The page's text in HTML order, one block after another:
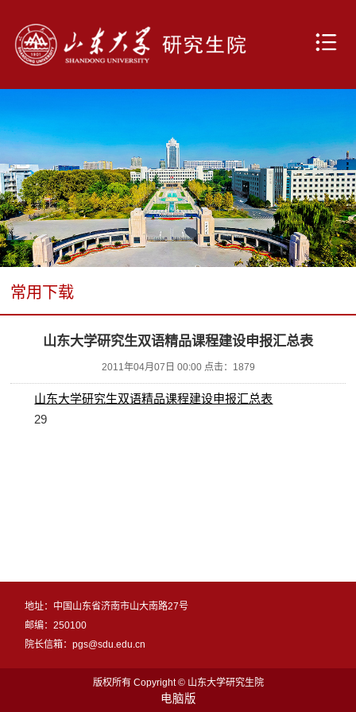
常用下载
山东大学研究生双语精品课程建设申报汇总表
2011年04月07日 00:00 点击： 1879
山东大学研究生双语精品课程建设申报汇总表
29
地址：中国山东省济南市山大南路27号
邮编：250100
院长信箱：pgs@sdu.edu.cn
版权所有 Copyright © 山东大学研究生院
电脑版